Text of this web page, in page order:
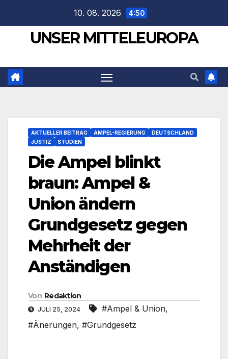
springen
10. 08. 2026 4:50
UNSER MITTELEUROPA
AKTUELLER BEITRAG AMPEL-REGIERUNG
DEUTSCHLAND
JUSTIZ
STUDIEN
Die Ampel blinkt
braun: Ampel &
Union ändern
Grundgesetz gegen
Mehrheit der
Anständigen
Von Redaktion
JULI 25, 2024 #Ampel & Union,
#Änerungen, #Grundgesetz